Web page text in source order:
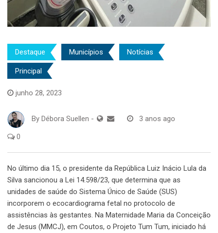
Destaque Municípios Notícias
Principal
junho 28, 2023
By Débora Suellen - 3 anos ago
0
No último dia 15, o presidente da República Luiz Inácio Lula da
Silva sancionou a Lei 14.598/23, que determina que as
unidades de saúde do Sistema Único de Saúde (SUS)
incorporem o ecocardiograma fetal no protocolo de
assistências às gestantes. Na Maternidade Maria da Conceição
de Jesus (MMCJ), em Coutos, o Projeto Tum Tum, iniciado há